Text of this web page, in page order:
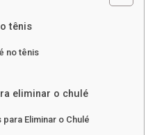
tênis
no tênis
eliminar o chulé
Eliminar o Chulé